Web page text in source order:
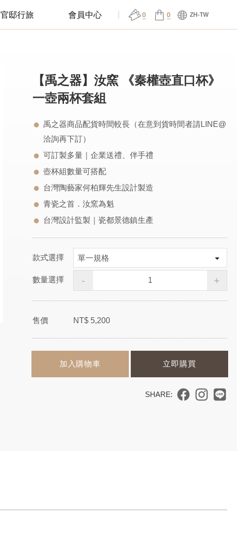
官邸行旅 會員中心 0 0 ZH-TW
【禹之器】汝窯 《秦權壺直口杯》
一壺兩杯套組
禹之器商品配貨時間較長（在意到貨時間者請LINE@
洽詢再下訂）
可訂製多量｜企業送禮、伴手禮
壺杯組數量可搭配
台灣陶藝家何柏輝先生設計製造
青瓷之首．汝窯為魁
台灣設計監製｜瓷都景德鎮生產
款式選擇
數量選擇 - +
售價 NT$ 5,200
加入購物車 立即購買